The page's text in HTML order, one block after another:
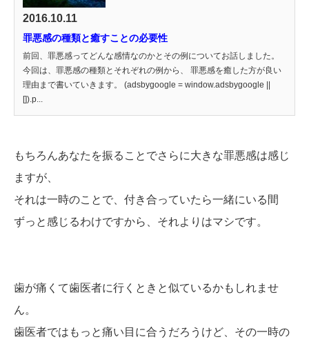
2016.10.11
罪悪感の種類と癒すことの必要性
前回、罪悪感ってどんな感情なのかとその例についてお話しました。
今回は、罪悪感の種類とそれぞれの例から、 罪悪感を癒した方が良い
理由まで書いていきます。 (adsbygoogle = window.adsbygoogle ||
[]).p...
もちろんあなたを振ることでさらに大きな罪悪感は感じ
ますが、
それは一時のことで、付き合っていたら一緒にいる間
ずっと感じるわけですから、それよりはマシです。
歯が痛くて歯医者に行くときと似ているかもしれませ
ん。
歯医者ではもっと痛い目に合うだろうけど、その一時の